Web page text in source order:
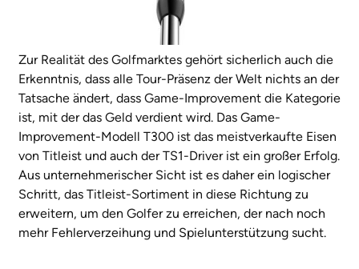
Zur Realität des Golfmarktes gehört sicherlich auch die
Erkenntnis, dass alle Tour-Präsenz der Welt nichts an der
Tatsache ändert, dass Game-Improvement die Kategorie
ist, mit der das Geld verdient wird. Das Game-
Improvement-Modell T300 ist das meistverkaufte Eisen
von Titleist und auch der TS1-Driver ist ein großer Erfolg.
Aus unternehmerischer Sicht ist es daher ein logischer
Schritt, das Titleist-Sortiment in diese Richtung zu
erweitern, um den Golfer zu erreichen, der nach noch
mehr Fehlerverzeihung und Spielunterstützung sucht.